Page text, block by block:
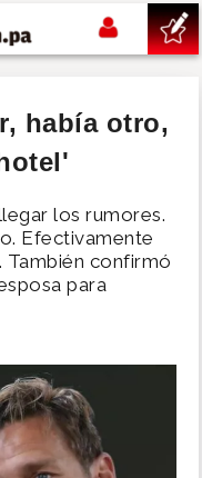
había otro,
los rumores.
Efectivamente
También confirmó
para